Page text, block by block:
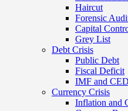
Haircut
Forensic
Capital
Grey List
Debt Crisis
Public Debt
Fiscal Deficit
IMF and
Currency Crisis
Inflation and